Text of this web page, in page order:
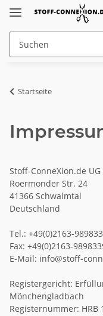
Startseite
Stoff-ConneXion.de
Roermonder Str. 24
41366 Schwalmtal
Deutschland
Tel.: +49(0)2163-
Fax: +49(0)2163-
E-Mail: info@stoff-
Registergericht:
Mönchengladbach
Registernummer: HRB